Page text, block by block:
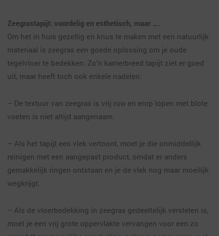
Zeegrastapijt: voordelig en esthetisch, maar ….
Om het in huis gezellig en knus te maken met een natuurlijk
materiaal is zeegras een goede oplossing om je oude
tegelvloer te bedekken. Zo’n kamerbreed tapijt ziet er goed
uit, maar heeft toch ook enkele nadelen:
– De textuur van zeegras is vrij ruw en erop lopen met blote
voeten is niet altijd aangenaam.
– Als het tapijt een vlek vertoont, moet je die onmiddellijk
reinigen met een aangepast product, omdat er anders
gemakkelijk ringen ontstaan en je de vlek nog maar moeilijk
wegkrijgt.
– Als de vloerbedekking in zeegras gedeeltelijk versleten is,
moet je een vrij grote oppervlakte vervangen voor een zo